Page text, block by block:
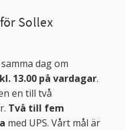
Sollex
dag om
13.00 på vardagar.
en till två
Två till fem
med UPS. Vårt mål är